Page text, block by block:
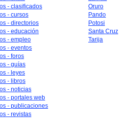
- clasificados
- cursos
- directorios
- educación
- empleo
- eventos
- foros
- guías
- leyes
- libros
- noticias
- portales web
- publicaciones
- revistas
Oruro
Pando
Potosi
Santa Cruz
Tarija